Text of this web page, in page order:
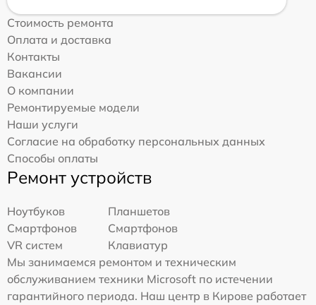
Стоимость ремонта
Оплата и доставка
Контакты
Вакансии
О компании
Ремонтируемые модели
Наши услуги
Согласие на обработку персональных данных
Способы оплаты
Ремонт устройств
Ноутбуков
Планшетов
Смартфонов
Смартфонов
VR систем
Клавиатур
Мы занимаемся ремонтом и техническим
обслуживанием техники Microsoft по истечении
гарантийного периода. Наш центр в Кирове работает